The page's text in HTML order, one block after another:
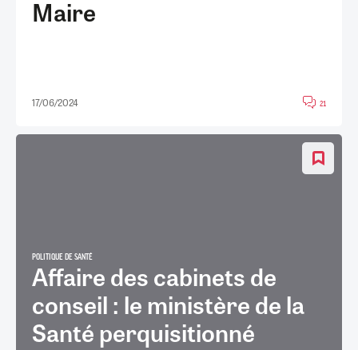
Maire
17/06/2024 21
POLITIQUE DE SANTÉ
Affaire des cabinets de
conseil : le ministère de la
Santé perquisitionné